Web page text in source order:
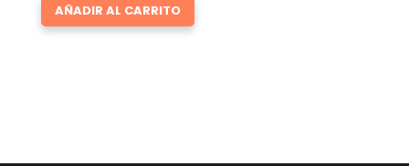
AÑADIR AL CARRITO